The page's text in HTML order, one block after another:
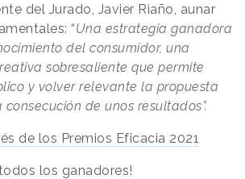
del Jurado, Javier Riaño, aunar
“Una estrategia ganadora
del consumidor, una
sobresaliente que permite
y volver relevante la propuesta
de unos resultados”.
de los Premios Eficacia 2021
los ganadores!